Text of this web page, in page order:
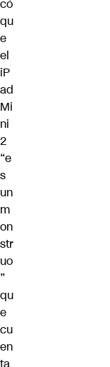
có
qu
e
el
iP
ad
Mi
ni
2
“e
s
un
m
on
str
uo
”
qu
e
cu
en
ta